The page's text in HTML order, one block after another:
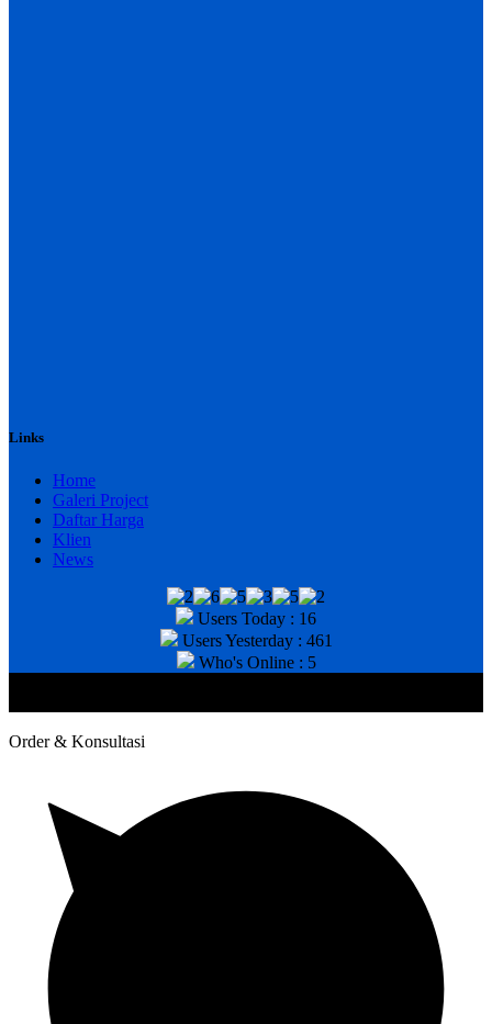
Links
Home
Galeri Project
Daftar Harga
Klien
News
Users Today : 16
Users Yesterday : 461
Who's Online : 5
Order & Konsultasi